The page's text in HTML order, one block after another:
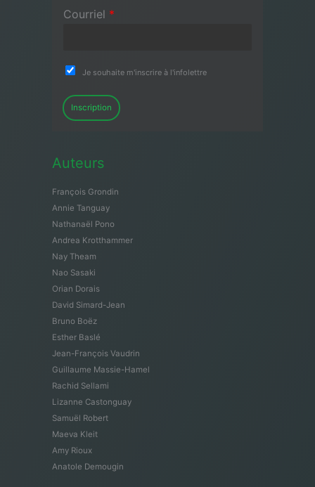
Courriel *
Je souhaite m'inscrire à l'infolettre
Inscription
Auteurs
François Grondin
Annie Tanguay
Nathanaël Pono
Andrea Krotthammer
Nay Theam
Nao Sasaki
Orian Dorais
David Simard-Jean
Bruno Boëz
Esther Baslé
Jean-François Vaudrin
Guillaume Massie-Hamel
Rachid Sellami
Lizanne Castonguay
Samuël Robert
Maeva Kleit
Amy Rioux
Anatole Demougin